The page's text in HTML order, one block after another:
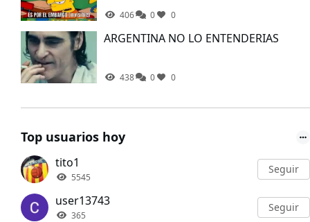
406 0 0
ARGENTINA NO LO ENTENDERIAS
438 0 0
Top usuarios hoy
tito1
5545
Seguir
user13743
365
Seguir